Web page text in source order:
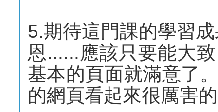
5.期待這門課的學習
恩......應該只要能大
基本的頁面就滿意了
的網頁看起來很厲害